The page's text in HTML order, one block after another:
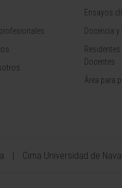
Ensayos
Docencia
Docentes
Área para
Cima Universidad de